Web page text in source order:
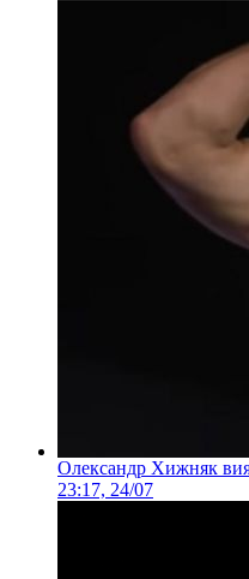
Олександр Хижняк
23:17, 24/07